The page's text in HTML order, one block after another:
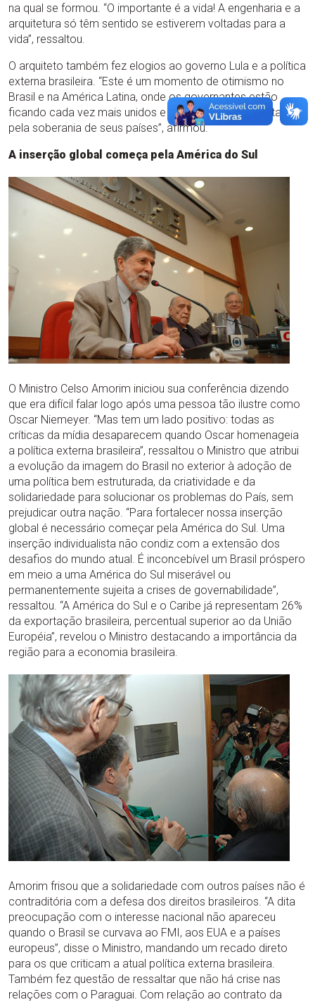
na qual se formou. “O importante é a vida! A engenharia e a
arquitetura só têm sentido se estiverem voltadas para a
vida”, ressaltou.
O arquiteto também fez elogios ao governo Lula e a política
externa brasileira. “Este é um momento de otimismo no
Brasil e na América Latina, onde os governantes estão
ficando cada vez mais unidos e populares, e estão lutando
pela soberania de seus países”, afirmou.
A inserção global começa pela América do Sul
O Ministro Celso Amorim iniciou sua conferência dizendo
que era difícil falar logo após uma pessoa tão ilustre como
Oscar Niemeyer. “Mas tem um lado positivo: todas as
críticas da mídia desaparecem quando Oscar homenageia
a política externa brasileira”, ressaltou o Ministro que atribui
a evolução da imagem do Brasil no exterior à adoção de
uma política bem estruturada, da criatividade e da
solidariedade para solucionar os problemas do País, sem
prejudicar outra nação. “Para fortalecer nossa inserção
global é necessário começar pela América do Sul. Uma
inserção individualista não condiz com a extensão dos
desafios do mundo atual. É inconcebível um Brasil próspero
em meio a uma América do Sul miserável ou
permanentemente sujeita a crises de governabilidade”,
ressaltou. “A América do Sul e o Caribe já representam 26%
da exportação brasileira, percentual superior ao da União
Européia”, revelou o Ministro destacando a importância da
região para a economia brasileira.
Amorim frisou que a solidariedade com outros países não é
contraditória com a defesa dos direitos brasileiros. “A dita
preocupação com o interesse nacional não apareceu
quando o Brasil se curvava ao FMI, aos EUA e a países
europeus”, disse o Ministro, mandando um recado direto
para os que criticam a atual política externa brasileira.
Também fez questão de ressaltar que não há crise nas
relações com o Paraguai. Com relação ao contrato da